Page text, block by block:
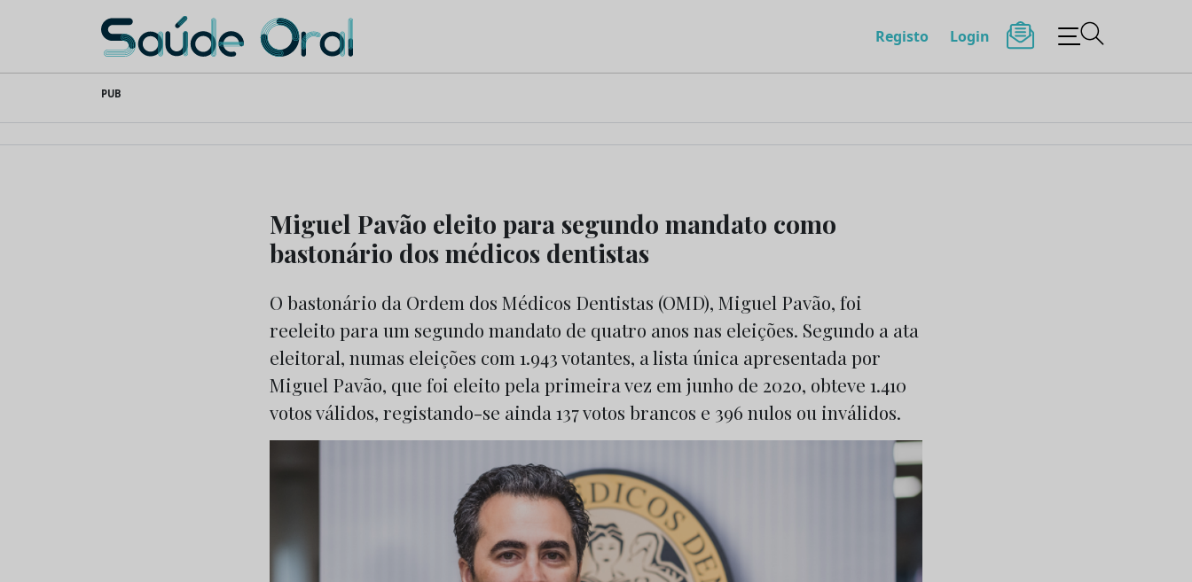
content
Saúde Oral Registo Login
PUB
Miguel Pavão eleito para segundo mandato como
bastonário dos médicos dentistas
O bastonário da Ordem dos Médicos Dentistas (OMD), Miguel Pavão, foi
reeleito para um segundo mandato de quatro anos nas eleições. Segundo a ata
eleitoral, numas eleições com 1.943 votantes, a lista única apresentada por
Miguel Pavão, que foi eleito pela primeira vez em junho de 2020, obteve 1.410
votos válidos, registando-se ainda 137 votos brancos e 396 nulos ou inválidos.